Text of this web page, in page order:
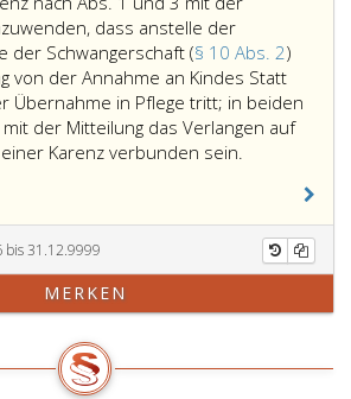
im
Falle
des
Paragraph
15,
Absatz
Satz
auch
zu
einem
Zeitpunkt;
hat
sie
Beginn
und
Dauer
der
Dienstgeber
bekannt
zu
dass anstelle der
der Schwangerschaft (§ 10 Abs. 2)
von der Annahme an Kindes Statt
Übernahme in Pflege tritt; in beiden
mit der Mitteilung das Verlangen auf
Karenz verbunden sein.
11,
Absatz
13
bis 31.12.9999
MERKEN